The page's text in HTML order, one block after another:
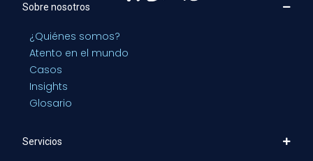
Sobre nosotros
¿Quiénes somos?
Atento en el mundo
Casos
Insights
Glosario
Servicios